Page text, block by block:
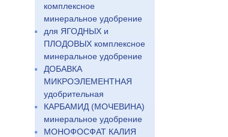
комплексное
минеральное удобрение
для ЯГОДНЫХ и
ПЛОДОВЫХ комплексное
минеральное удобрение
ДОБАВКА
МИКРОЭЛЕМЕНТНАЯ
удобрительная
КАРБАМИД (МОЧЕВИНА)
минеральное удобрение
МОНОФОСФАТ КАЛИЯ